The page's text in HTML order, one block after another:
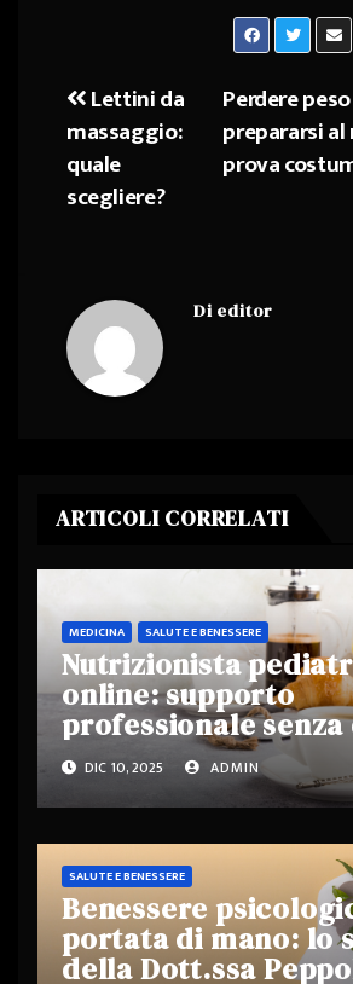
Navigazione
articoli
Perdere
prepararsi
prova
Lettini da
massaggio:
quale
scegliere?
Di editor
ARTICOLI CORRELATI
MEDICINA SALUTE E BENESSERE
Nutrizionista
online: supporto
professionale
DIC 10, 2025 ADMIN
SALUTE E BENESSERE
Benessere
portata di mano: lo
della Dott.ssa